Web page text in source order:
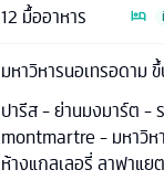
12 มื้ออาหาร
มหาวิหารนอเทรอดาม
ปารีส - ย่านมงมาร์ต -
montmartre - มหาวิห
ห้างแกลเลอรี่ ลาฟาแ